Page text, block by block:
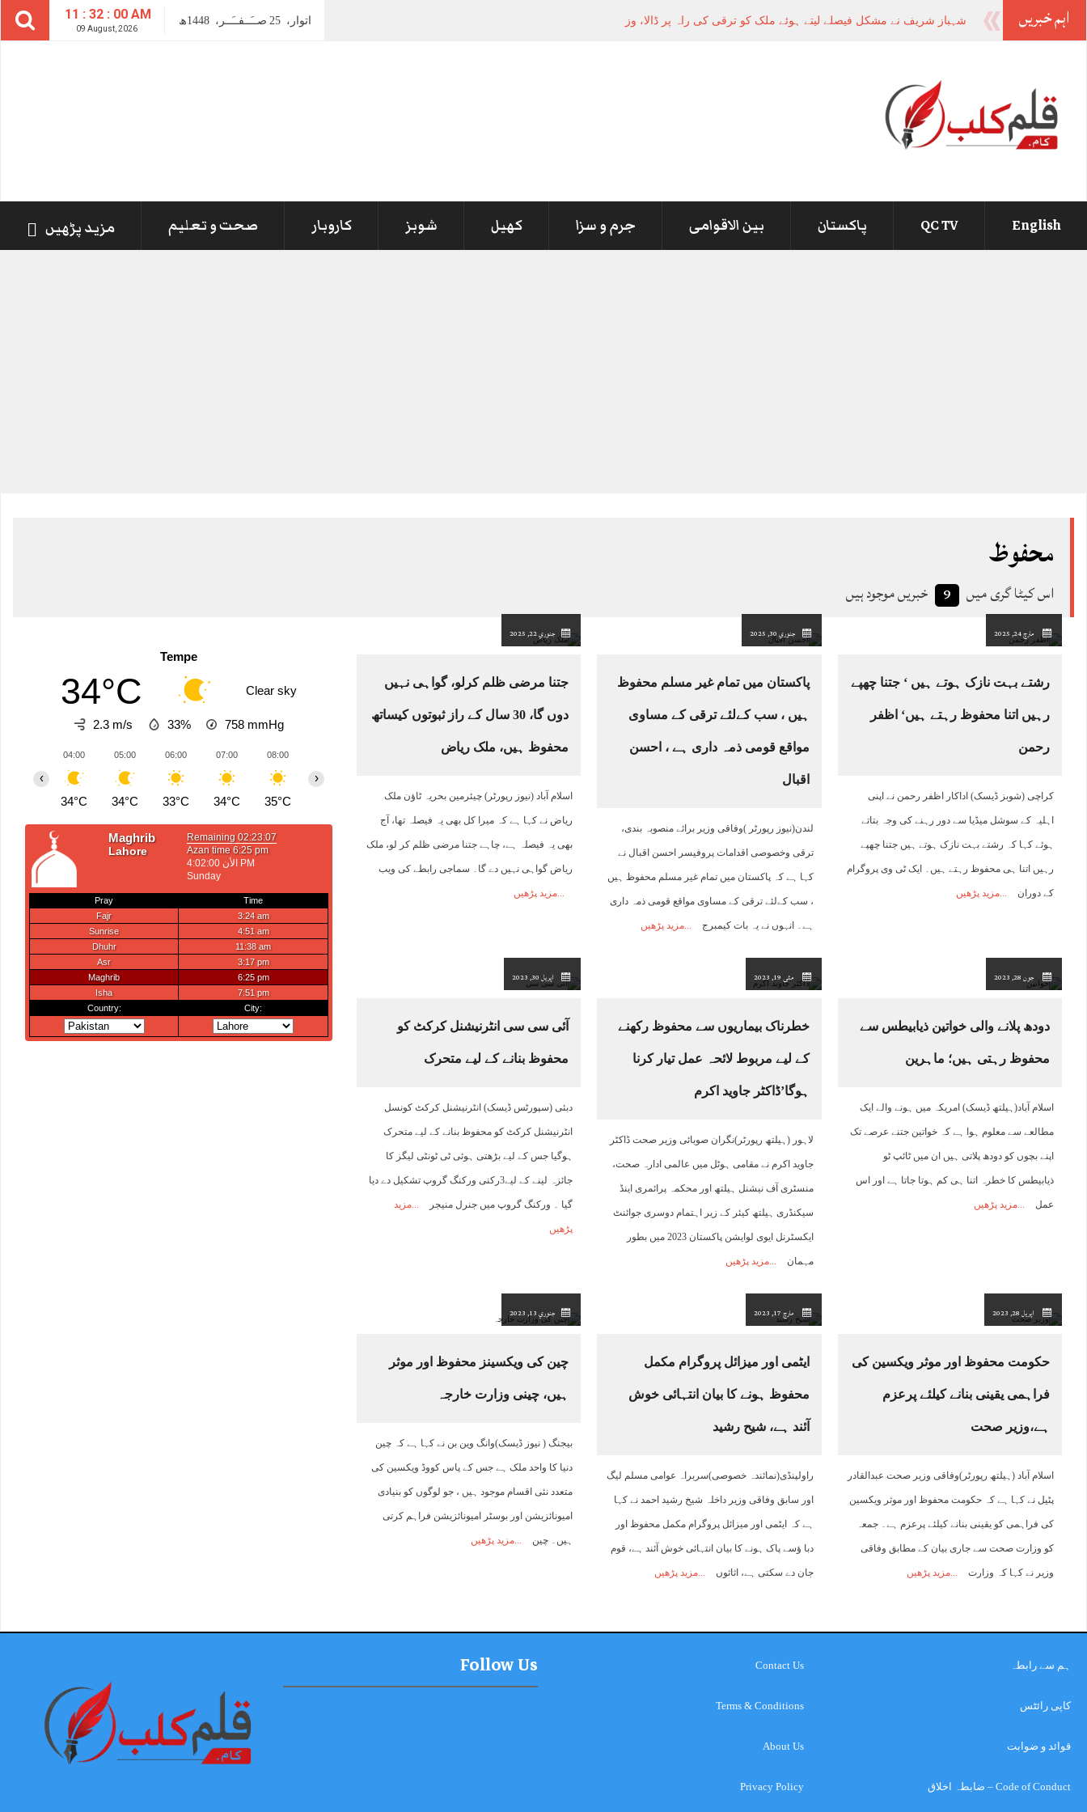
11 : 32 : 00 AM
09 August, 2026
اتوار، 25 صــَــفــَــر، 1448ھ اہم خبریں شہباز شریف نے مشکل فیصلے لیتے ہوئے ملک کو ترقی کی راہ پر ڈالا، وزیر پٹرولیم
English
QC TV پاکستان بین الاقوامی جرم و سزا کھیل شوبز کاروبار صحت و تعلیم مزید پڑھیں
محفوظ
اس کیٹا گری میں 9 خبریں موجود ہیں
Tempe
34°C Clear sky
2.3 m/s 33% 758 mmHg
04:00
34°C
05:00
34°C
06:00
33°C
07:00
34°C
08:00
35°C 38°C 39°C
12:00
41°C
13:00
42°C 43°C
15:00 16:00 17:00 18:00
42°C 42°C 40°C
23:00
39°C
‹ ›
مارچ 24, 2025
رشتے بہت نازک ہوتے ہیں ‘ جتنا چھپے
رہیں اتنا محفوظ رہتے ہیں‘ اظفر
رحمن
کراچی (شوبز ڈیسک) اداکار اظفر رحمن نے اپنی
اہلیہ کے سوشل میڈیا سے دور رہنے کی وجہ بتاتے
ہوئے کہا کہ رشتے بہت نازک ہوتے ہیں جتنا چھپے
رہیں اتنا ہی محفوظ رہتے ہیں۔ ایک ٹی وی پروگرام
کے دوران مزید پڑھیں
جنوري 30, 2025
پاکستان میں تمام غیر مسلم محفوظ
ہیں ، سب کےلئے ترقی کے مساوی
مواقع قومی ذمہ داری ہے ، احسن
اقبال
لندن(نیوز رپورٹر )وفاقی وزیر برائے منصوبہ بندی،
ترقی وخصوصی اقدامات پروفیسر احسن اقبال نے
کہا ہے کہ پاکستان میں تمام غیر مسلم محفوظ ہیں
، سب کےلئے ترقی کے مساوی مواقع قومی ذمہ داری
ہے۔ انہوں نے یہ بات کیمبرج مزید پڑھیں
جنوري 22, 2025
جتنا مرضی ظلم کرلو، گواہی نہیں
دوں گا، 30 سال کے راز ثبوتوں کیساتھ
محفوظ ہیں، ملک ریاض
اسلام آباد (نیوز رپورٹر) چیئرمین بحریہ ٹاﺅن ملک
ریاض نے کہا ہے کہ میرا کل بھی یہ فیصلہ تھا، آج
بھی یہ فیصلہ ہے، چاہے جتنا مرضی ظلم کر لو، ملک
ریاض گواہی نہیں دے گا۔ سماجی رابطے کی ویب
مزید پڑھیں
جون 28, 2023
دودھ پلانے والی خواتین ذیابیطس سے
محفوظ رہتی ہیں؛ ماہرین
اسلام آباد(ہیلتھ ڈیسک) امریکہ میں ہونے والے ایک
مطالعے سے معلوم ہوا ہے کہ خواتین جتنے عرصے تک
اپنے بچوں کو دودھ پلاتی ہیں ان میں ٹائپ ٹو
ذیابیطس کا خطرہ اتنا ہی کم ہوتا جاتا ہے اور اس
عمل مزید پڑھیں
مئی 19, 2023
خطرناک بیماریوں سے محفوظ رکھنے
کے لیے مربوط لائحہ عمل تیار کرنا
ہوگا’ڈاکٹر جاوید اکرم
لاہور (ہیلتھ رپورٹر)نگران صوبائی وزیر صحت ڈاکٹر
جاوید اکرم نے مقامی ہوٹل میں عالمی ادارہ صحت،
منسٹری آف نیشنل ہیلتھ اور محکمہ پرائمری اینڈ
سیکنڈری ہیلتھ کیئر کے زیر اہتمام دوسری جوائنٹ
ایکسٹرنل ایوی لوایشن پاکستان 2023 میں بطور
مہمان مزید پڑھیں
اپریل 30, 2023
آئی سی سی انٹرنیشنل کرکٹ کو
محفوظ بنانے کے لیے متحرک
دبئی (سپورٹس ڈیسک) انٹرنیشنل کرکٹ کونسل
انٹرنیشنل کرکٹ کو محفوظ بنانے کے لیے متحرک
ہوگیا جس کے لیے بڑھتی ہوئی ٹی ٹونٹی لیگز کا
جائزہ لینے کے لیے3رکنی ورکنگ گروپ تشکیل دے دیا
گیا ۔ ورکنگ گروپ میں جنرل منیجر مزید
پڑھیں
اپریل 28, 2023
حکومت محفوظ اور موثر ویکسین کی
فراہمی یقینی بنانے کیلئے پرعزم
ہے،وزیر صحت
اسلام آباد (ہیلتھ رپورٹر)وفاقی وزیر صحت عبدالقادر
پٹیل نے کہا ہے کہ حکومت محفوظ اور موثر ویکسین
کی فراہمی کو یقینی بنانے کیلئے پرعزم ہے۔ جمعہ
کو وزارت صحت سے جاری بیان کے مطابق وفاقی
وزیر نے کہا کہ وزارت مزید پڑھیں
مارچ 17, 2023
ایٹمی اور میزائل پروگرام مکمل
محفوظ ہونے کا بیان انتہائی خوش
آئند ہے، شیح رشید
راولپنڈی(نمائندہ خصوصی)سربراہ عوامی مسلم لیگ
اور سابق وفاقی وزیر داخلہ شیخ رشید احمد نے کہا
ہے کہ ایٹمی اور میزائل پروگرام مکمل محفوظ اور
دبا ﺅسے پاک ہونے کا بیان انتہائی خوش آئند ہے، قوم
جان دے سکتی ہے، اثاثوں مزید پڑھیں
جنوري 13, 2023
چین کی ویکسینز محفوظ اور موثر
ہیں، چینی وزارت خارجہ
بیجنگ ( نیوز ڈیسک)وانگ وین بن نے کہا ہے کہ چین
دنیا کا واحد ملک ہے جس کے پاس کووڈ ویکسین کی
متعدد نئی اقسام موجود ہیں ، جو لوگوں کو بنیادی
امیونائزیشن اور بوسٹر امیونائزیشن فراہم کرتی
ہیں۔ چین مزید پڑھیں
ہم سے رابطہ
کاپی رائٹس
قوائد و ضوابت
Code of Conduct – ضابطہ اخلاق
Contact Us
Terms & Conditions
About Us
Privacy Policy
Follow Us